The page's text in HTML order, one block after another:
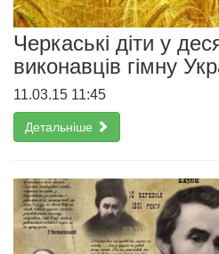
Черкаські діти у
виконавців гімну
11.03.15 11:45
Детальніше